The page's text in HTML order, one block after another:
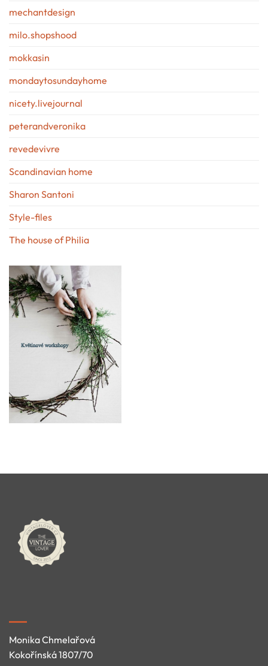
mechantdesign
milo.shopshood
mokkasin
mondaytosundayhome
nicety.livejournal
peterandveronika
revedevivre
Scandinavian home
Sharon Santoni
Style-files
The house of Philia
Monika Chmelařová
Kokořínská 1807/70